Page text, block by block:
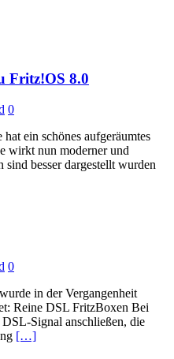
Fritz!OS 8.0
0
ein schönes aufgeräumtes
wirkt nun moderner und
besser dargestellt wurden
0
in der Vergangenheit
Reine DSL FritzBoxen Bei
Signal anschließen, die
[…]